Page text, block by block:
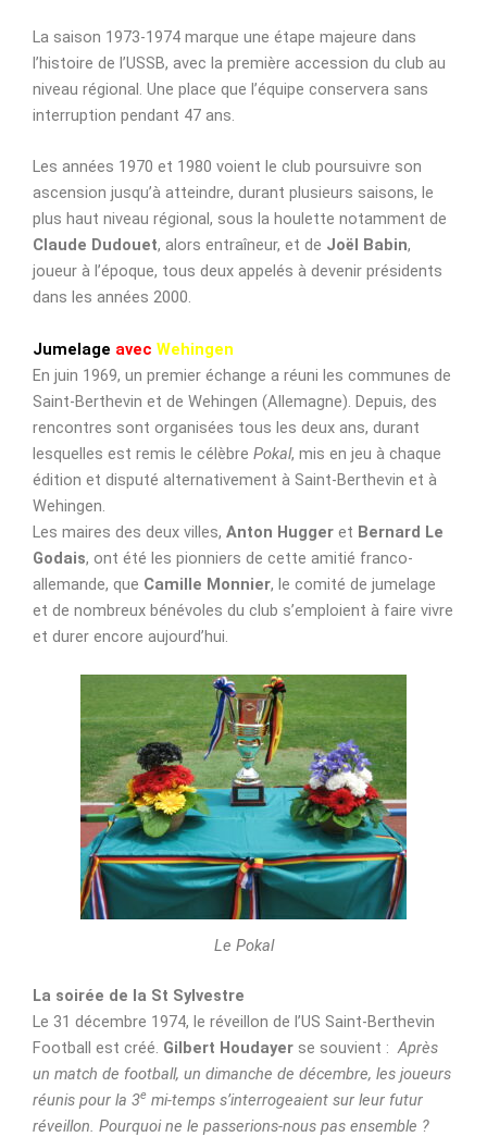
La saison 1973-1974 marque une étape majeure dans
l’histoire de l’USSB, avec la première accession du club au
niveau régional. Une place que l’équipe conservera sans
interruption pendant 47 ans.
Les années 1970 et 1980 voient le club poursuivre son
ascension jusqu’à atteindre, durant plusieurs saisons, le
plus haut niveau régional, sous la houlette notamment de
Claude Dudouet, alors entraîneur, et de Joël Babin,
joueur à l’époque, tous deux appelés à devenir présidents
dans les années 2000.
Jumelage avec Wehingen
En juin 1969, un premier échange a réuni les communes de
Saint-Berthevin et de Wehingen (Allemagne). Depuis, des
rencontres sont organisées tous les deux ans, durant
lesquelles est remis le célèbre Pokal, mis en jeu à chaque
édition et disputé alternativement à Saint-Berthevin et à
Wehingen.
Les maires des deux villes, Anton Hugger et Bernard Le
Godais, ont été les pionniers de cette amitié franco-
allemande, que Camille Monnier, le comité de jumelage
et de nombreux bénévoles du club s’emploient à faire vivre
et durer encore aujourd’hui.
Le Pokal
La soirée de la St Sylvestre
Le 31 décembre 1974, le réveillon de l’US Saint-Berthevin
Football est créé. Gilbert Houdayer se souvient : Après
un match de football, un dimanche de décembre, les joueurs
réunis pour la 3e mi-temps s’interrogeaient sur leur futur
réveillon. Pourquoi ne le passerions-nous pas ensemble ?